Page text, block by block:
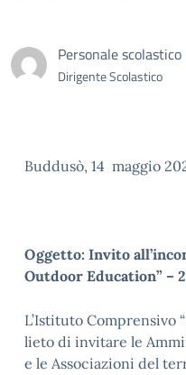
Personale scolastico
Dirigente Scolastico
Buddusò, 14 maggio
Oggetto: Invito
Outdoor Education” –
L’Istituto Comprensivo
lieto di invitare le
e le Associazioni del